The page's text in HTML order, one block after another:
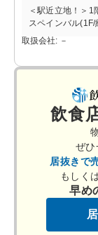
＜駅近立地！＞1
スペインバル(1F/
取扱会社: －
飲食
ぜひ
居抜きで
もしく
早め